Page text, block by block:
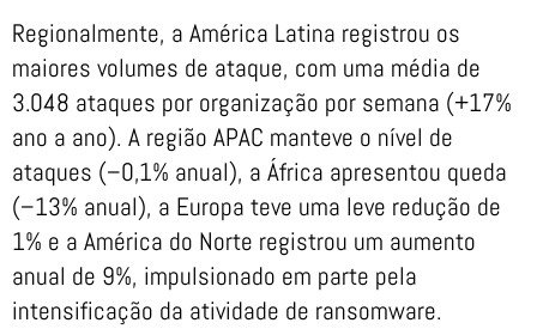
Regionalmente, a América Latina registrou os
maiores volumes de ataque, com uma média de
3.048 ataques por organização por semana (+17%
ano a ano). A região APAC manteve o nível de
ataques (–0,1% anual), a África apresentou queda
(–13% anual), a Europa teve uma leve redução de
1% e a América do Norte registrou um aumento
anual de 9%, impulsionado em parte pela
intensificação da atividade de ransomware.